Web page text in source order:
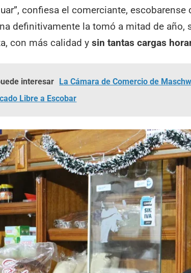
confiesa el comerciante, escobarense
definitivamente la tomó a mitad de año,
con más calidad ysin tantas cargas
interesar
La Cámara de Comercio de
Libre a Escobar